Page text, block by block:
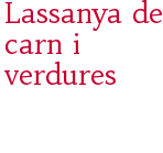
Lassanya de
carn i
verdures